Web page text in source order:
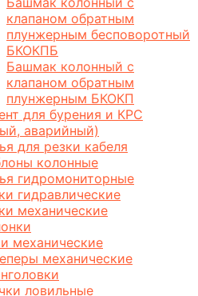
клапаном обратным
плунжерным бесповоротный
БКОКПБ
Башмак колонный с
клапаном обратным
плунжерным БКОКП
для бурения и КРС
аварийный)
для резки кабеля
колонные
гидромониторные
гидравлические
механические
механические
механические
ловильные